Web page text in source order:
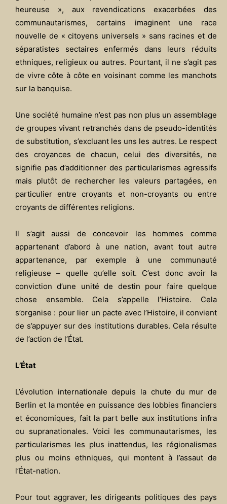
heureuse », aux revendications exacerbées des
communautarismes, certains imaginent une race
nouvelle de « citoyens universels » sans racines et de
séparatistes sectaires enfermés dans leurs réduits
ethniques, religieux ou autres. Pourtant, il ne s’agit pas
de vivre côte à côte en voisinant comme les manchots
sur la banquise.
Une société humaine n’est pas non plus un assemblage
de groupes vivant retranchés dans de pseudo-identités
de substitution, s’excluant les uns les autres. Le respect
des croyances de chacun, celui des diversités, ne
signifie pas d’additionner des particularismes agressifs
mais plutôt de rechercher les valeurs partagées, en
particulier entre croyants et non-croyants ou entre
croyants de différentes religions.
Il s’agit aussi de concevoir les hommes comme
appartenant d’abord à une nation, avant tout autre
appartenance, par exemple à une communauté
religieuse – quelle qu’elle soit. C’est donc avoir la
conviction d’une unité de destin pour faire quelque
chose ensemble. Cela s’appelle l’Histoire. Cela
s’organise : pour lier un pacte avec l’Histoire, il convient
de s’appuyer sur des institutions durables. Cela résulte
de l’action de l’État.
L’État
L’évolution internationale depuis la chute du mur de
Berlin et la montée en puissance des lobbies financiers
et économiques, fait la part belle aux institutions infra
ou supranationales. Voici les communautarismes, les
particularismes les plus inattendus, les régionalismes
plus ou moins ethniques, qui montent à l’assaut de
l’État-nation.
Pour tout aggraver, les dirigeants politiques des pays